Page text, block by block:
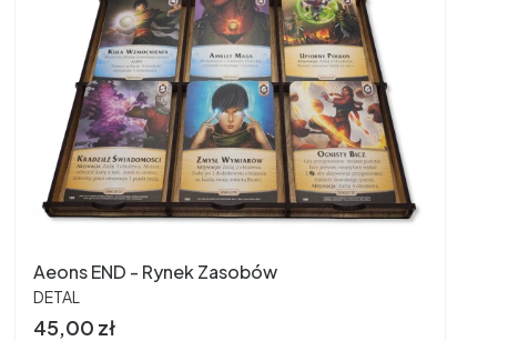
Aeons END - Rynek Zasobów
PRODUCENT
DETAL
Cena
45,00 zł